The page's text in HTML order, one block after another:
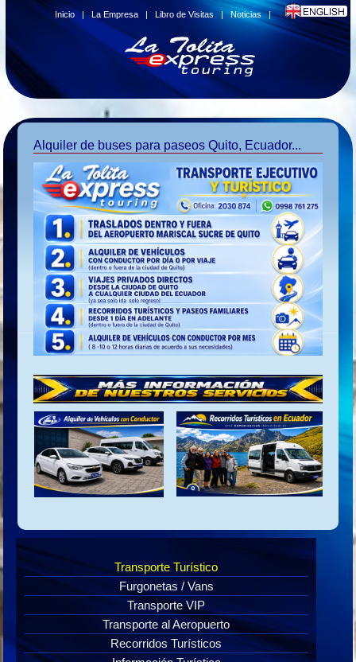
Inicio |La Empresa |Libro de Visitas |Noticias|
Alquiler de buses para paseos Quito, Ecuador...
Transporte Turístico
Furgonetas / Vans
Transporte VIP
Transporte al Aeropuerto
Recorridos Turísticos